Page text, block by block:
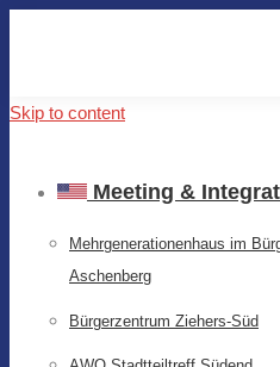
Skip to content
Meeting &
Mehrgenerationenhaus im
Aschenberg
Bürgerzentrum Ziehers-Süd